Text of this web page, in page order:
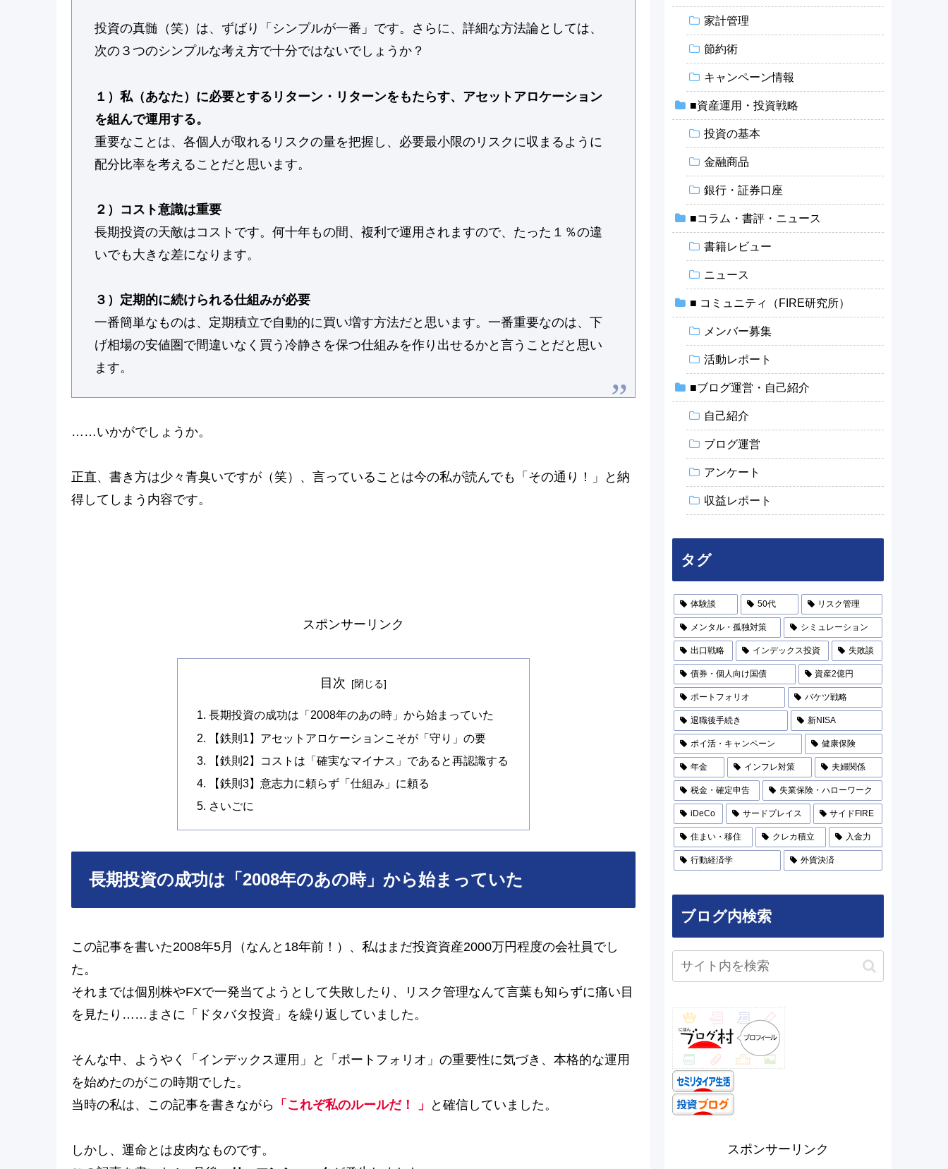
投資の真髄（笑）は、ずばり「シンプルが一番」です。さらに、詳細な方法論としては、
次の３つのシンプルな考え方で十分ではないでしょうか？
１）私（あなた）に必要とするリターン・リターンをもたらす、アセットアロケーション
を組んで運用する。
重要なことは、各個人が取れるリスクの量を把握し、必要最小限のリスクに収まるように
配分比率を考えることだと思います。
２）コスト意識は重要
長期投資の天敵はコストです。何十年もの間、複利で運用されますので、たった１％の違
いでも大きな差になります。
３）定期的に続けられる仕組みが必要
一番簡単なものは、定期積立で自動的に買い増す方法だと思います。一番重要なのは、下
げ相場の安値圏で間違いなく買う冷静さを保つ仕組みを作り出せるかと言うことだと思い
ます。
……いかがでしょうか。
正直、書き方は少々青臭いですが（笑）、言っていることは今の私が読んでも「その通り！」と納
得してしまう内容です。
スポンサーリンク
目次
長期投資の成功は「2008年のあの時」から始まっていた
【鉄則1】アセットアロケーションこそが「守り」の要
【鉄則2】コストは「確実なマイナス」であると再認識する
【鉄則3】意志力に頼らず「仕組み」に頼る
さいごに
長期投資の成功は「2008年のあの時」から始まっていた
この記事を書いた2008年5月（なんと18年前！）、私はまだ投資資産2000万円程度の会社員でし
た。
それまでは個別株やFXで一発当てようとして失敗したり、リスク管理なんて言葉も知らずに痛い目
を見たり……まさに「ドタバタ投資」を繰り返していました。
そんな中、ようやく「インデックス運用」と「ポートフォリオ」の重要性に気づき、本格的な運用
を始めたのがこの時期でした。
当時の私は、この記事を書きながら 「これぞ私のルールだ！ 」 と確信していました。
しかし、運命とは皮肉なものです。
家計管理
節約術
キャンペーン情報
■資産運用・投資戦略
投資の基本
金融商品
銀行・証券口座
■コラム・書評・ニュース
書籍レビュー
ニュース
■ コミュニティ（FIRE研究所）
メンバー募集
活動レポート
■ブログ運営・自己紹介
自己紹介
ブログ運営
アンケート
収益レポート
タグ
体験談 50代 リスク管理
メンタル・孤独対策 シミュレーション
出口戦略 インデックス投資 失敗談
債券・個人向け国債 資産2億円
ポートフォリオ バケツ戦略
退職後手続き 新NISA
ポイ活・キャンペーン 健康保険
年金 インフレ対策 夫婦関係
税金・確定申告 失業保険・ハローワーク
iDeCo サードプレイス サイドFIRE
住まい・移住 クレカ積立 入金力
行動経済学 外貨決済
ブログ内検索
スポンサーリンク